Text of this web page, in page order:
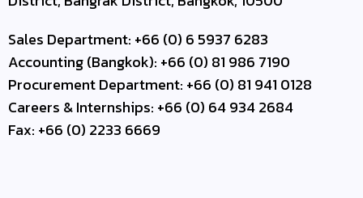
Sales Department: +66 (0) 6 5937 6283
Accounting (Bangkok): +66 (0) 81 986 7190
Procurement Department: +66 (0) 81 941 0128
Careers & Internships: +66 (0) 64 934 2684
Fax: +66 (0) 2233 6669